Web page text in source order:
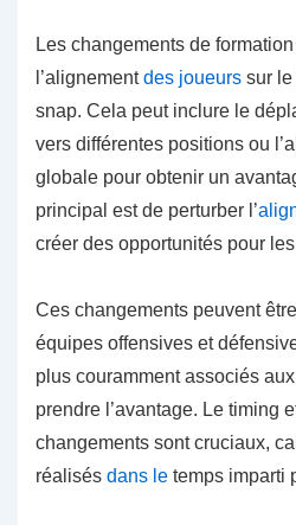
Les changements de
l’alignementdes joueurs sur
snap. Cela peut inclure le
vers différentes positions ou
globale pour obtenir un
principal est de perturber l’
créer des opportunités pour
Ces changements peuvent
équipes offensives et
plus couramment associés
prendre l’avantage. Le timing
changements sont cruciaux,
réalisés dans le temps imparti